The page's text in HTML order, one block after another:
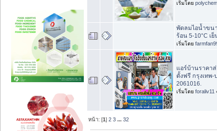
เริ่มโดย
พัดลมไอน้ำขน
ร้อน 5-10°C เ
เริ่มโดย
แอร์บ้านราคา
ตั้งฟรี กรุงเทพ
2061016.
เริ่มโดย foraliv11
หน้า: [1]2 3 ...32